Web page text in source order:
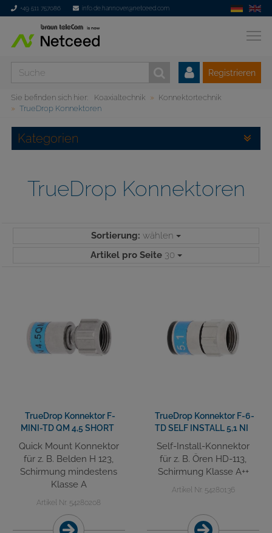
+49 511 757086 info.de.hannover@netceed.com
Registrieren
Sie befinden sich hier: Koaxialtechnik
Konnektortechnik
TrueDrop Konnektoren
Kategorien
TrueDrop Konnektoren
Sortierung: wählen
Artikel pro Seite 30
TrueDrop Konnektor F-
MINI-TD QM 4,5 SHORT
Quick Mount Konnektor
für z. B. Belden H 123,
Schirmung mindestens
Klasse A
Artikel Nr. 54280208
TrueDrop Konnektor F-6-
TD SELF INSTALL 5,1 NI
Self-Install-Konnektor
für z. B. Ören HD-113,
Schirmung Klasse A++
Artikel Nr. 54280136